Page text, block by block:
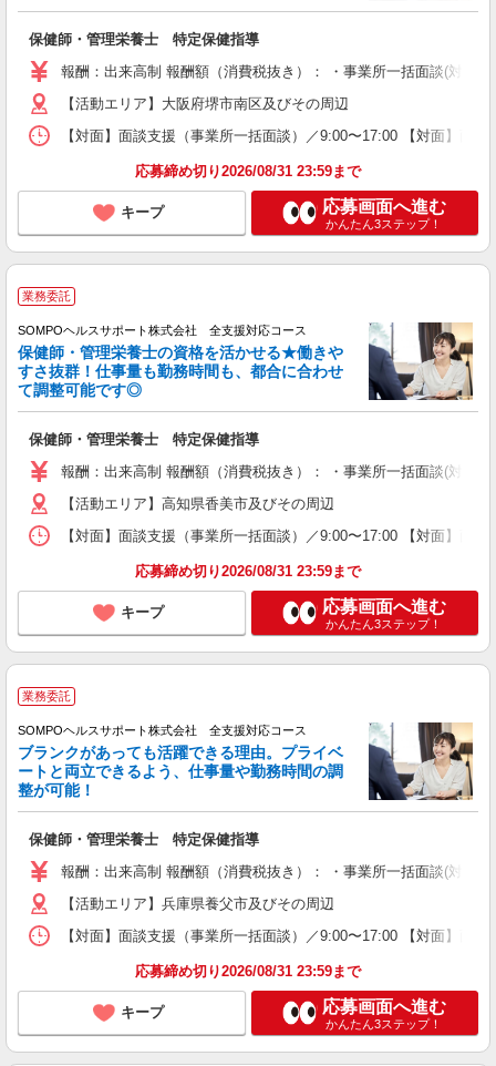
保健師・管理栄養士 特定保健指導
報酬：出来高制 報酬額（消費税抜き）： ・事業所一括面談(対
【活動エリア】大阪府堺市南区及びその周辺
【対面】面談支援（事業所一括面談）／9:00〜17:00 【対面】面
応募締め切り2026/08/31 23:59まで
キープ 応募画面へ進む
かんたん3ステップ！
業務委託
SOMPOヘルスサポート株式会社 全支援対応コース
保健師・管理栄養士の資格を活かせる★働きや
すさ抜群！仕事量も勤務時間も、都合に合わせ
て調整可能です◎
保健師・管理栄養士 特定保健指導
報酬：出来高制 報酬額（消費税抜き）： ・事業所一括面談(対
【活動エリア】高知県香美市及びその周辺
【対面】面談支援（事業所一括面談）／9:00〜17:00 【対面】面
応募締め切り2026/08/31 23:59まで
キープ 応募画面へ進む
かんたん3ステップ！
業務委託
SOMPOヘルスサポート株式会社 全支援対応コース
ブランクがあっても活躍できる理由。プライベ
ートと両立できるよう、仕事量や勤務時間の調
整が可能！
保健師・管理栄養士 特定保健指導
報酬：出来高制 報酬額（消費税抜き）： ・事業所一括面談(対
【活動エリア】兵庫県養父市及びその周辺
【対面】面談支援（事業所一括面談）／9:00〜17:00 【対面】面
応募締め切り2026/08/31 23:59まで
キープ 応募画面へ進む
かんたん3ステップ！